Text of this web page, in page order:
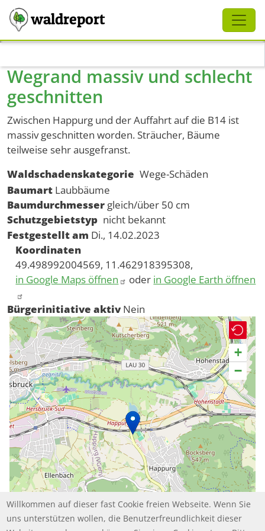
waldreport
Wegrand massiv und schlecht
geschnitten
Zwischen Happurg und der Auffahrt auf die B14 ist
massiv geschnitten worden. Sträucher, Bäume
teilweise sehr ausgefranst.
Waldschadenskategorie Wege-Schäden
Baumart Laubbäume
Baumdurchmesser gleich/über 50 cm
Schutzgebietstyp nicht bekannt
Festgestellt am Di., 14.02.2023
Koordinaten
49.498992004569, 11.462918395308,
in Google Maps öffnen
oder in Google Earth öffnen
Bürgerinitiative aktiv Nein
+
−
Schliessen
Willkommen auf dieser fast Cookie freien Webseite. Wenn Sie
uns unterstützen wollen, die Benutzerfreundlichkeit dieser